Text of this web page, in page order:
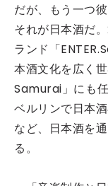
だが、もう一つ
それが日本酒だ
ランド「
本酒文化を広く
Samurai」にも
ベルリンで日本
など、日本酒を
る。